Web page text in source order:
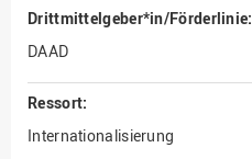
Drittmittelgeber*in/Förderlinie:
DAAD
Ressort:
Internationalisierung